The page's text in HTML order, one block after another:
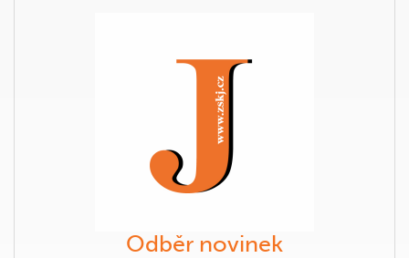
Odběr novinek